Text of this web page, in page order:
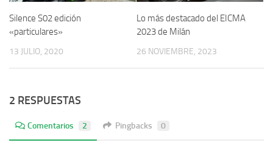
Silence S02 edición
«particulares»
13 JULIO, 2020
Lo más destacado del EICMA
2023 de Milán
26 NOVIEMBRE, 2023
2 RESPUESTAS
Comentarios 2 Pingbacks 0